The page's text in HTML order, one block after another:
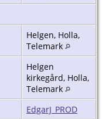
Helgen, Holla,
Telemark
Helgen
kirkegård, Holla,
Telemark
EdgarJ_PROD